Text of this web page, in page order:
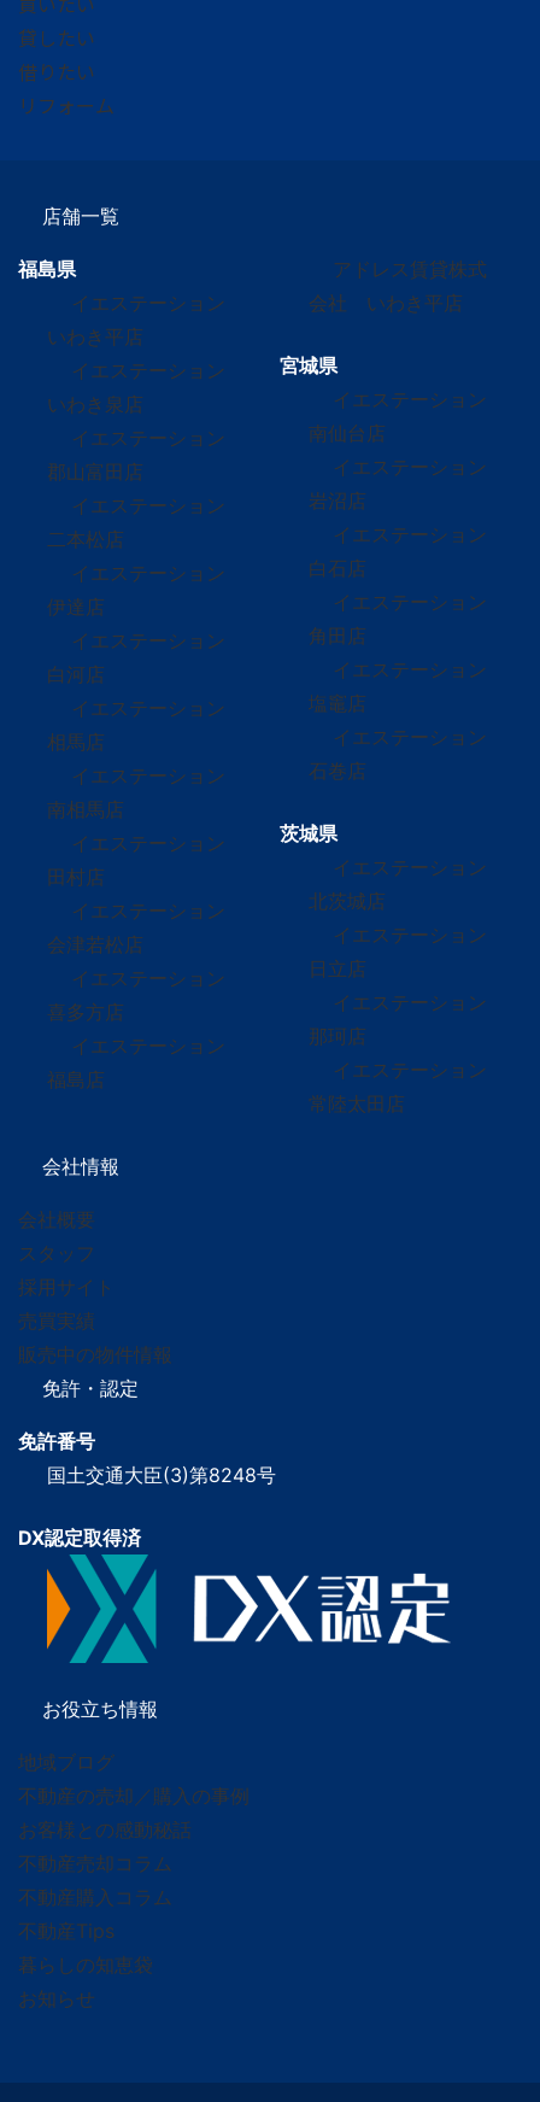
貸したい
借りたい
リフォーム
店舗一覧
福島県
イエステーション
いわき平店
イエステーション
いわき泉店
イエステーション
郡山富田店
イエステーション
二本松店
イエステーション
伊達店
イエステーション
白河店
イエステーション
相馬店
イエステーション
南相馬店
イエステーション
田村店
イエステーション
会津若松店
イエステーション
喜多方店
イエステーション
福島店
アドレス賃貸株式
会社 いわき平店
宮城県
イエステーション
南仙台店
イエステーション
岩沼店
イエステーション
白石店
イエステーション
角田店
イエステーション
塩竈店
イエステーション
石巻店
茨城県
イエステーション
北茨城店
イエステーション
日立店
イエステーション
那珂店
イエステーション
常陸太田店
会社情報
会社概要
スタッフ
採用サイト
売買実績
販売中の物件情報
免許・認定
免許番号
国土交通大臣(3)第8248号
DX認定取得済
お役立ち情報
地域ブログ
不動産の売却／購入の事例
お客様との感動秘話
不動産売却コラム
不動産購入コラム
不動産Tips
暮らしの知恵袋
お知らせ